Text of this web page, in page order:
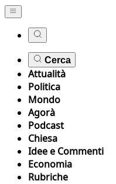
Cerca
Attualità
Politica
Mondo
Agorà
Podcast
Chiesa
Idee e Commenti
Economia
Rubriche